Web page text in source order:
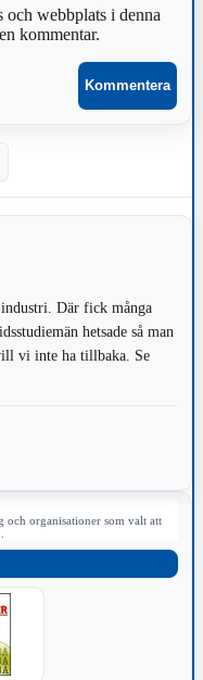
och webbplats i denna
kommentar.
Där fick många
hetsade så man
vi inte ha tillbaka. Se
och organisationer som valt att